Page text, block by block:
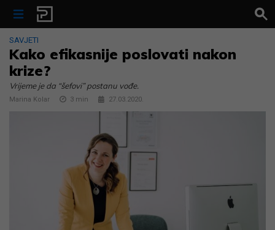
Skip to content
SAVJETI
Kako efikasnije poslovati nakon
krize?
Vrijeme je da “šefovi” postanu vođe.
Marina Kolar 3 min 27.03.2020.